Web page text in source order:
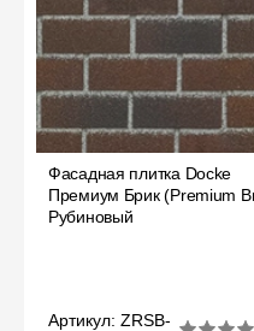
Фасадная плитка Docke
Премиум Брик (Premium
Рубиновый
Артикул: ZRSB-